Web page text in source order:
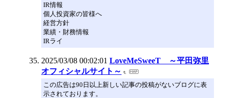
IR情報
個人投資家の皆様へ
経営方針
業績・財務情報
IRライ
2025/03/08 00:02:01 LoveMeSweeT ～平田弥里
オフィシャルサイト～
この広告は90日以上新しい記事の投稿がないブログに表
示されております。